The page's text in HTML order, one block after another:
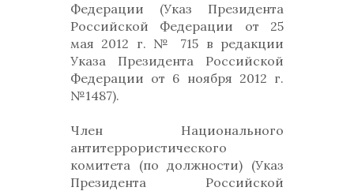
Федерации (Указ Президента
Российской Федерации от 25
мая 2012 г. № 715 в редакции
Указа Президента Российской
Федерации от 6 ноября 2012 г.
№1487).
Член Национального
антитеррористического
комитета (по должности) (Указ
Президента Российской